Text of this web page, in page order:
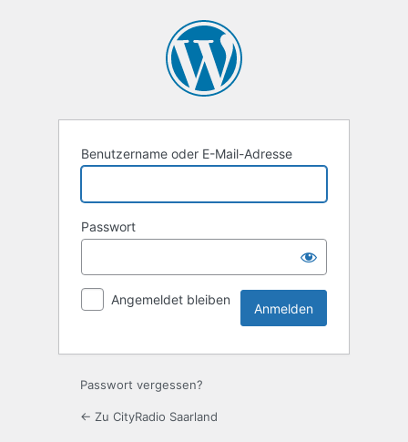
Benutzername oder E-Mail-Adresse
Passwort
Angemeldet bleiben
Passwort vergessen?
← Zu CityRadio Saarland